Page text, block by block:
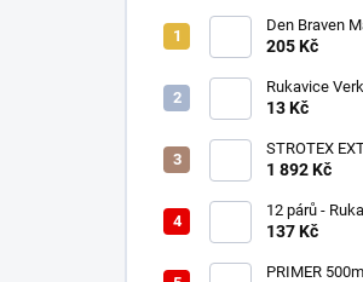
Den Braven
Tack 290 ml
205 Kč
Rukavice
- velikost 10/XL
13 Kč
STROTEX
- Střešní fólie
1 892 Kč
12 párů -
onyx
137 Kč
PRIMER